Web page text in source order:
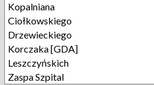
Kopalniana
Ciołkowskiego
Drzewieckiego
Korczaka [GDA]
Leszczyńskich
Zaspa Szpital